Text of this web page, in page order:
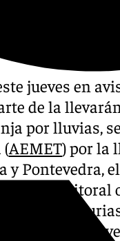
jueves en
de la
por lluvias,
(AEMET) por la
y Pontevedra,
el
de
y